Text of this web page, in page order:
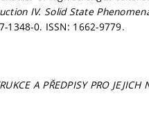
IV. Solid State
1348-0. ISSN: 1662-9779.
A PŘEDPISY PRO JEJICH